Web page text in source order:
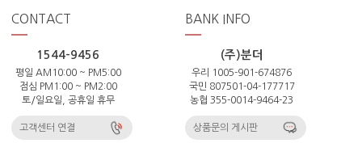
CONTACT
1544-9456
평일 AM10:00 ~ PM5:00
점심 PM1:00 ~ PM2:00
토/일요일, 공휴일 휴무
고객센터 연결
BANK INFO
(주)분더
우리 1005-901-674876
국민 807501-04-177717
농협 355-0014-9464-23
상품문의 게시판